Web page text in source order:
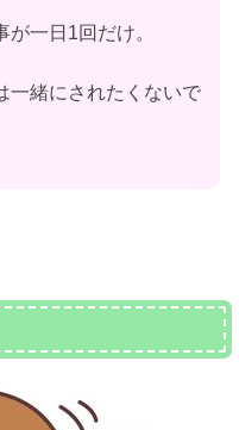
一日1回だけ。
一緒にされたくないで